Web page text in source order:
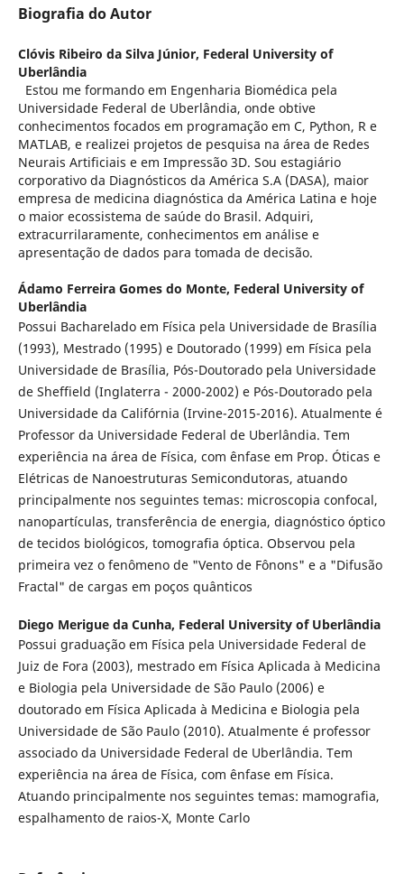
Biografia do Autor
Clóvis Ribeiro da Silva Júnior, Federal University of
Uberlândia
Estou me formando em Engenharia Biomédica pela
Universidade Federal de Uberlândia, onde obtive
conhecimentos focados em programação em C, Python, R e
MATLAB, e realizei projetos de pesquisa na área de Redes
Neurais Artificiais e em Impressão 3D. Sou estagiário
corporativo da Diagnósticos da América S.A (DASA), maior
empresa de medicina diagnóstica da América Latina e hoje
o maior ecossistema de saúde do Brasil. Adquiri,
extracurrilaramente, conhecimentos em análise e
apresentação de dados para tomada de decisão.
Ádamo Ferreira Gomes do Monte, Federal University of
Uberlândia
Possui Bacharelado em Física pela Universidade de Brasília
(1993), Mestrado (1995) e Doutorado (1999) em Física pela
Universidade de Brasília, Pós-Doutorado pela Universidade
de Sheffield (Inglaterra - 2000-2002) e Pós-Doutorado pela
Universidade da Califórnia (Irvine-2015-2016). Atualmente é
Professor da Universidade Federal de Uberlândia. Tem
experiência na área de Física, com ênfase em Prop. Óticas e
Elétricas de Nanoestruturas Semicondutoras, atuando
principalmente nos seguintes temas: microscopia confocal,
nanopartículas, transferência de energia, diagnóstico óptico
de tecidos biológicos, tomografia óptica. Observou pela
primeira vez o fenômeno de "Vento de Fônons" e a "Difusão
Fractal" de cargas em poços quânticos
Diego Merigue da Cunha, Federal University of Uberlândia
Possui graduação em Física pela Universidade Federal de
Juiz de Fora (2003), mestrado em Física Aplicada à Medicina
e Biologia pela Universidade de São Paulo (2006) e
doutorado em Física Aplicada à Medicina e Biologia pela
Universidade de São Paulo (2010). Atualmente é professor
associado da Universidade Federal de Uberlândia. Tem
experiência na área de Física, com ênfase em Física.
Atuando principalmente nos seguintes temas: mamografia,
espalhamento de raios-X, Monte Carlo